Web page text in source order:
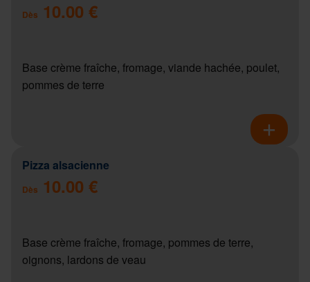
Dès 10.00 €
Base crème fraîche, fromage, viande hachée, poulet,
pommes de terre
Pizza alsacienne
Dès 10.00 €
Base crème fraîche, fromage, pommes de terre,
oignons, lardons de veau